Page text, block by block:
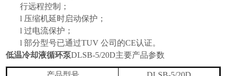
行远程控制；
l 压缩机延时启动保护；
l 过电流保护；
l 部分型号已通过TUV公司的CE认证。
低温冷却液循环泵DLSB-5/20D主要产品参数